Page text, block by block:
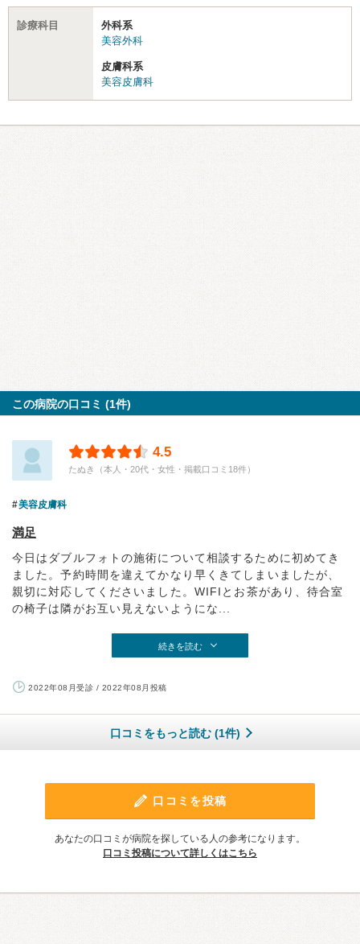
診療科目
外科系
美容外科
皮膚科系
美容皮膚科
この病院の口コミ (1件)
4.5
たぬき（本人・20代・女性・掲載口コミ18件）
美容皮膚科
満足
今日はダブルフォトの施術について相談するために初めてき
ました。予約時間を違えてかなり早くきてしまいましたが、
親切に対応してくださいました。WIFIとお茶があり、待合室
の椅子は隣がお互い見えないようにな...
続きを読む
2022年08月受診 / 2022年08月投稿
口コミをもっと読む (1件)
口コミを投稿
あなたの口コミが病院を探している人の参考になります。
口コミ投稿について詳しくはこちら